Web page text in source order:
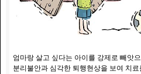
엄마랑 살고 싶다는 아이를 강제로 빼앗
분리불안과 심각한 퇴행현상을 보여 치